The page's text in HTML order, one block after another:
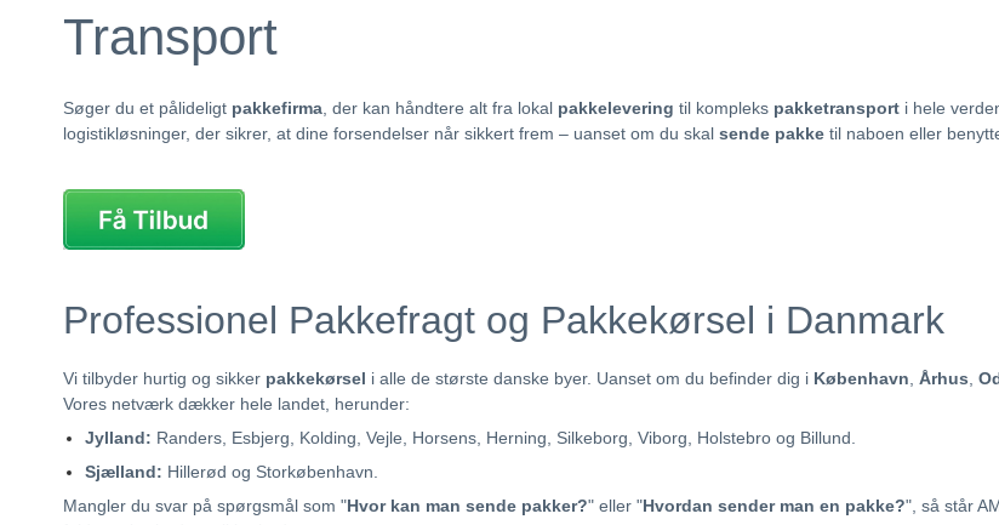
Transport
Søger du et pålideligt pakkefirma , der kan håndtere alt fra lokal pakkelevering til kompleks pakketransport i hele
logistikløsninger, der sikrer, at dine forsendelser når sikkert frem – uanset om du skal sende pakke til naboen eller
Professionel Pakkefragt og Pakkekørsel i Danmark
Vi tilbyder hurtig og sikker pakkekørsel i alle de største danske byer. Uanset om du befinder dig i København Århus
Vores netværk dækker hele landet, herunder:
Jylland: Randers, Esbjerg, Kolding, Vejle, Horsens, Herning, Silkeborg, Viborg, Holstebro og Billund.
Sjælland: Hillerød og Storkøbenhavn.
Mangler du svar på spørgsmål som "Hvor kan man sende pakker?" eller "Hvordan sender man en pakke?", så står